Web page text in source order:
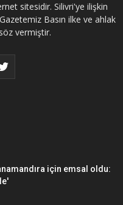
sitesidir. Silivri'ye ilişkin
Basın ilke ve ahlak
vermiştir.
için emsal oldu: